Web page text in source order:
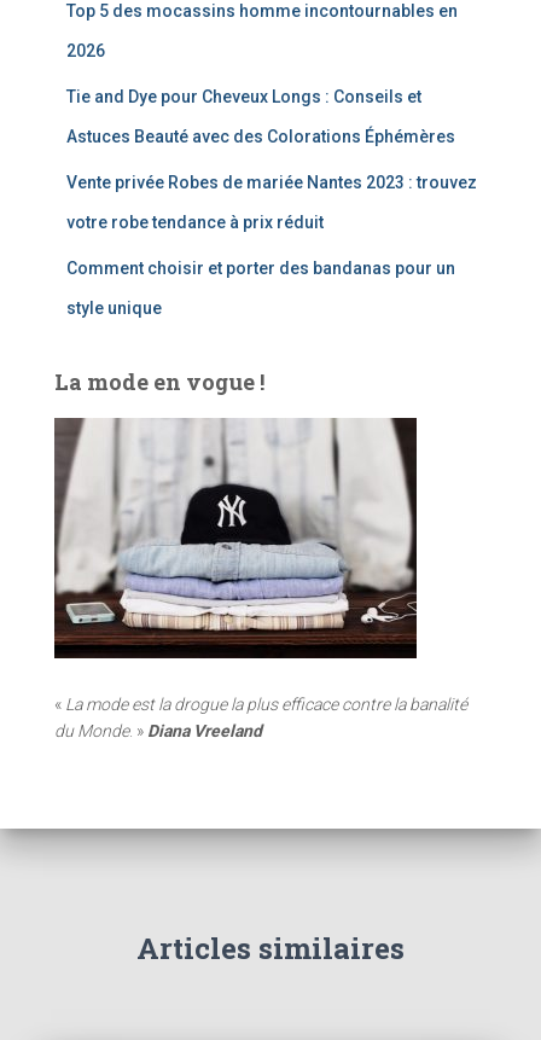
Top 5 des mocassins homme incontournables en
2026
Tie and Dye pour Cheveux Longs : Conseils et
Astuces Beauté avec des Colorations Éphémères
Vente privée Robes de mariée Nantes 2023 : trouvez
votre robe tendance à prix réduit
Comment choisir et porter des bandanas pour un
style unique
La mode en vogue !
« La mode est la drogue la plus efficace contre la banalité
du Monde. » Diana Vreeland
Articles similaires